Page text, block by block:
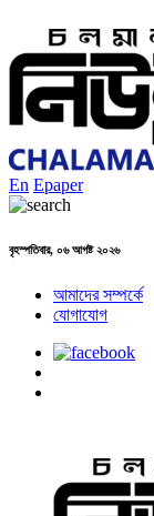
En Epaper
বৃহস্পতিবার, ০৬ আগষ্ট ২০২৬
আমাদের সম্পর্কে
যোগাযোগ